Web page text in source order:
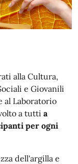
alla Cultura,
e Giovanili
Laboratorio
a tutti a
per ogni
dell'argilla e